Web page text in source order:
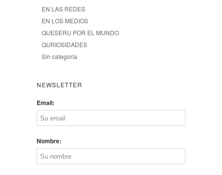
EN LAS REDES
EN LOS MEDIOS
QUESERU POR EL MUNDO
QURIOSIDADES
Sin categoría
NEWSLETTER
Email:
Nombre: